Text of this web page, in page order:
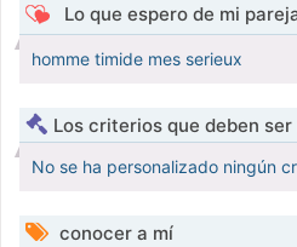
Lo que espero de mi
homme timide mes serieux
Los criterios que deben
No se ha personalizado ningún
conocer a mí